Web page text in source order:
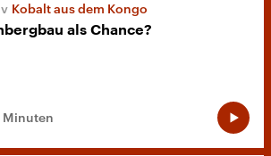
Kobalt aus dem Kongo
als Chance?
Minuten